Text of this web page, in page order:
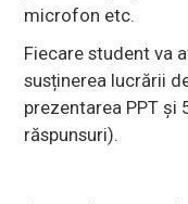
microfon etc.
Fiecare student va
susținerea lucrării
prezentarea PPT și
răspunsuri).